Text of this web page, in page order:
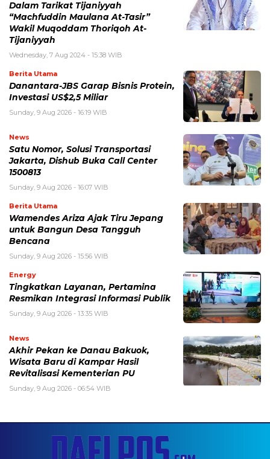
Dalam Tarikat Tijaniyyah
“Machfuddin Maulana At-Tasir”
Wakil Muqoddam Thoriqoh At-
Tijaniyyah
Wednesday, 7 Aug 2024 - 15:38 WIB
Berita Utama
Danantara-JBS Garap Bisnis Protein,
Investasi US$2,5 Miliar
Sunday, 9 Aug 2026 - 16:19 WIB
News
Satu Nomor, Solusi Transportasi
Jakarta, Dishub Buka Call Center
1500813
Sunday, 9 Aug 2026 - 16:07 WIB
Berita Utama
Wamendes Ariza Ajak Tiru Jepang
untuk Bangun Desa Tangguh
Bencana
Sunday, 9 Aug 2026 - 15:56 WIB
Energy
Tingkatkan Layanan, Pertamina
Resmikan Integrasi Informasi Publik
Sunday, 9 Aug 2026 - 13:35 WIB
News
Akhir Pekan ke Danau Bakuok,
Wisata Baru di Kampar Hasil
Revitalisasi Kementerian PU
Sunday, 9 Aug 2026 - 06:54 WIB